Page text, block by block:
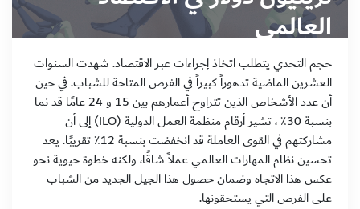
العالمي
حجم التحدي يتطلب اتخاذ إجراءات عبر الاقتصاد. شهدت السنوات
العشرين الماضية تدهوراً كبيراً في الفرص المتاحة للشباب. في حين
أن عدد الأشخاص الذين تتراوح أعمارهم بين 15 و 24 عامًا قد نما
بنسبة 30٪ ، تشير أرقام منظمة العمل الدولية (ILO) إلى أن
مشاركتهم في القوى العاملة قد انخفضت بنسبة 12٪ تقريبًا. يعد
تحسين نظام المهارات العالمي عملاً شاقًا، ولكنه خطوة حيوية نحو
عكس هذا الاتجاه وضمان حصول هذا الجيل الجديد من الشباب
على الفرص التي يستحقونها.